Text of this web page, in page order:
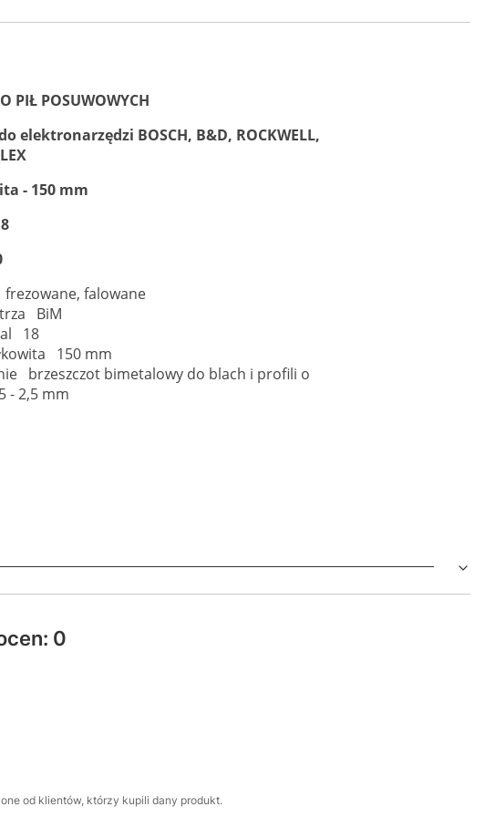
PIŁ POSUWOWYCH
elektronarzędzi BOSCH, B&D, ROCKWELL,
- 150 mm
falowane
BiM
18
150 mm
brzeszczot bimetalowy do blach i profili o
- 2,5 mm
0
od klientów, którzy kupili dany produkt.